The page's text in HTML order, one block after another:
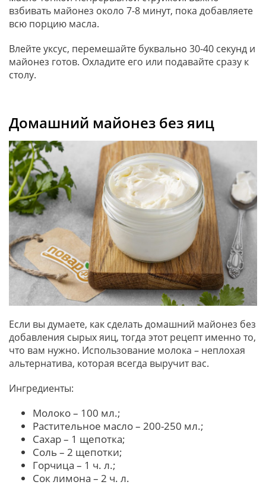
взбивать майонез около 7-8 минут, пока добавляете
всю порцию масла.
Влейте уксус, перемешайте буквально 30-40 секунд и
майонез готов. Охладите его или подавайте сразу к
столу.
Домашний майонез без яиц
Если вы думаете, как сделать домашний майонез без
добавления сырых яиц, тогда этот рецепт именно то,
что вам нужно. Использование молока – неплохая
альтернатива, которая всегда выручит вас.
Ингредиенты:
Молоко – 100 мл.;
Растительное масло – 200-250 мл.;
Сахар – 1 щепотка;
Соль – 2 щепотки;
Горчица – 1 ч. л.;
Сок лимона – 2 ч. л.